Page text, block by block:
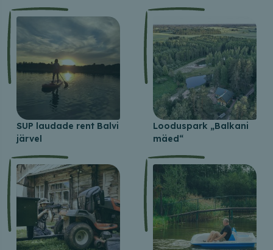
SUP laudade rent Balvi
järvel
Looduspark „Balkani
mäed“